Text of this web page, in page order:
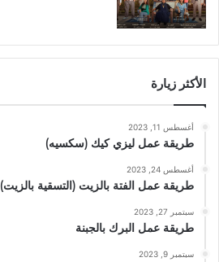
الأكثر زيارة
أغسطس 11, 2023
طريقة عمل ليزي كيك (سكسيه)
أغسطس 24, 2023
طريقة عمل الفتة بالزيت (التسقية بالزيت)
سبتمبر 27, 2023
طريقة عمل البرك بالجبنة
سبتمبر 9, 2023